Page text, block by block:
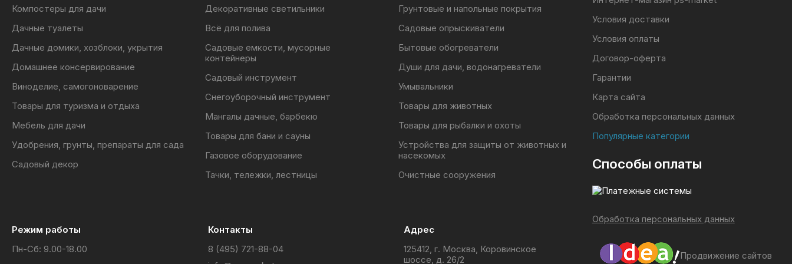
Компостеры для дачи
Дачные туалеты
Дачные домики, хозблоки, укрытия
Домашнее консервирование
Виноделие, самогоноварение
Товары для туризма и отдыха
Мебель для дачи
Удобрения, грунты, препараты для сада
Садовый декор
Декоративные светильники
Всё для полива
Садовые емкости, мусорные
контейнеры
Садовый инструмент
Снегоуборочный инструмент
Мангалы дачные, барбекю
Товары для бани и сауны
Газовое оборудование
Тачки, тележки, лестницы
Грунтовые и напольные покрытия
Садовые опрыскиватели
Бытовые обогреватели
Души для дачи, водонагреватели
Умывальники
Товары для животных
Товары для рыбалки и охоты
Устройства для защиты от животных и
насекомых
Очистные сооружения
Условия доставки
Условия оплаты
Договор-оферта
Гарантии
Карта сайта
Обработка персональных данных
Популярные категории
Способы оплаты
Обработка персональных данных
Режим работы
Пн-Сб: 9.00-18.00
Контакты
8 (495) 721-88-04
Адрес
125412, г. Москва, Коровинское
шоссе, д. 26/2
Продвижение сайтов